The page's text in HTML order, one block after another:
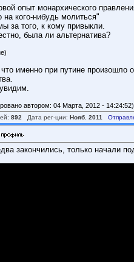
опыт монархического
на кого-нибудь молиться"
за того, к кому привыкли.
была ли альтернатива?
именно при путине произошло
автором: 04 Марта, 2012 - 14:24:52)
892 Дата рег-ции: Нояб. 2011
закончились, только начали